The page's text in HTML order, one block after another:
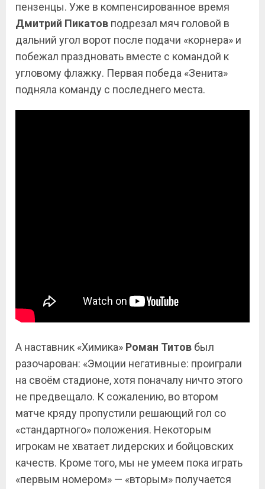
пензенцы. Уже в компенсированное время
Дмитрий Пикатов подрезал мяч головой в
дальний угол ворот после подачи «корнера» и
побежал праздновать вместе с командой к
угловому флажку. Первая победа «Зенита»
подняла команду с последнего места.
А наставник «Химика» Роман Титов был
разочарован: «Эмоции негативные: проиграли
на своём стадионе, хотя поначалу ничто этого
не предвещало. К сожалению, во втором
матче кряду пропустили решающий гол со
«стандартного» положения. Некоторым
игрокам не хватает лидерских и бойцовских
качеств. Кроме того, мы не умеем пока играть
«первым номером» — «вторым» получается